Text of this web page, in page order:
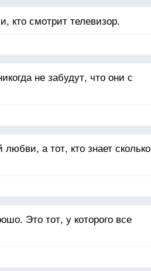
кто смотрит телевизор.
не забудут, что они с
а тот, кто знает сколько
Это тот, у которого все